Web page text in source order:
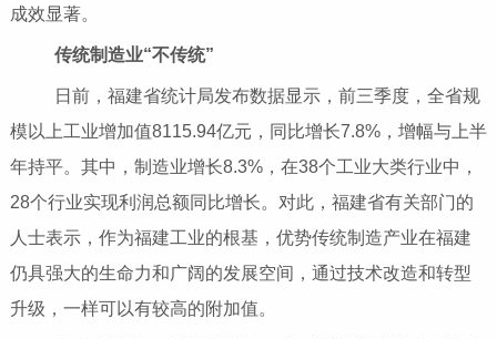
成效显著。
传统制造业“不传统”
日前，福建省统计局发布数据显示，前三季度，全省规
模以上工业增加值8115.94亿元，同比增长7.8%，增幅与上半
年持平。其中，制造业增长8.3%，在38个工业大类行业中，
28个行业实现利润总额同比增长。对此，福建省有关部门的
人士表示，作为福建工业的根基，优势传统制造产业在福建
仍具强大的生命力和广阔的发展空间，通过技术改造和转型
升级，一样可以有较高的附加值。